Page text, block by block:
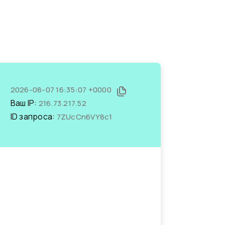
2026-08-07 16:35:07 +0000
Ваш IP: 216.73.217.52
ID запроса: 7ZUcCn6VY8c1